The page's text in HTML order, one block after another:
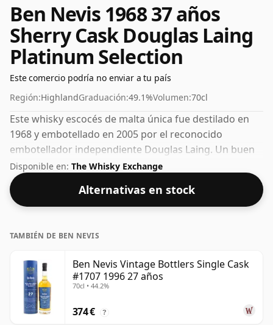
Ben Nevis 1968 37 años
Sherry Cask Douglas Laing
Platinum Selection
Este comercio podría no enviar a tu país
Región:HighlandGraduación:49.1%Volumen:70cl
Este whisky escocés de malta única fue destilado en
1968 y embotellado en 2005 por el reconocido
embotellador independiente Douglas Laing. Un buen
ejemplo de whisky Highland de 37 años procedente de
Ben Nevis. Embotellado con una agradable graduación
del 49,1%, este whisky se presenta en una botella de
70 cl.
Disponible en: The Whisky Exchange
Alternativas en stock
TAMBIÉN DE BEN NEVIS
Ben Nevis Vintage Bottlers Single Cask
#1707 1996 27 años
70cl • 44.2%
374 € ?